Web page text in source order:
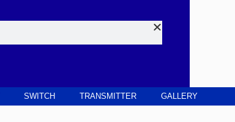
SWITCH TRANSMITTER GALLERY